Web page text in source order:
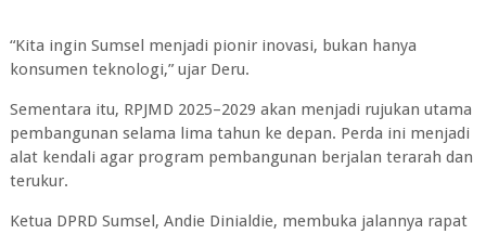
“Kita ingin Sumsel menjadi pionir inovasi, bukan hanya
konsumen teknologi,” ujar Deru.
Sementara itu, RPJMD 2025–2029 akan menjadi rujukan utama
pembangunan selama lima tahun ke depan. Perda ini menjadi
alat kendali agar program pembangunan berjalan terarah dan
terukur.
Ketua DPRD Sumsel, Andie Dinialdie, membuka jalannya rapat